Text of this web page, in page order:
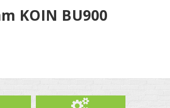
KOIN BU900